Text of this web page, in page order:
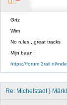
Grtz
Wim
No rules , great tracks
Mijn baan :
https://forum.3rail.nl/
Re: Michelstadt }